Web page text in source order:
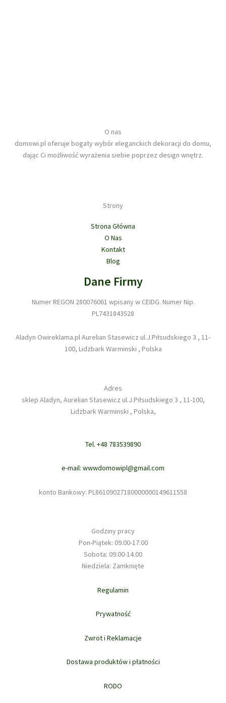
O nas
domowi.pl oferuje bogaty wybór eleganckich dekoracji do domu,
dając Ci możliwość wyrażenia siebie poprzez design wnętrz.
Strony
Strona Główna
O Nas
Kontakt
Blog
Dane Firmy
Numer REGON 280076061 wpisany w CEIDG. Numer Nip.
PL7431843528
Aladyn Owireklama.pl Aurelian Stasewicz ul.J.Piłsudskiego 3 , 11-
100, Lidzbark Warminski , Polska
Adres
sklep Aladyn, Aurelian Stasewicz ul.J.Piłsudskiego 3 , 11-100,
Lidzbark Warminski , Polska,
Tel. +48 783539890
e-mail: wwwdomowipl@gmail.com
konto Bankowy: PL86109027180000000149611558
Godziny pracy
Pon-Piątek: 09.00-17.00
Sobota: 09.00-14.00
Niedziela: Zamknięte
Regulamin
Prywatność
Zwrot i Reklamacje
Dostawa produktów i płatności
RODO